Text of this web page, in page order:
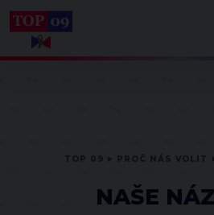
NAŠE